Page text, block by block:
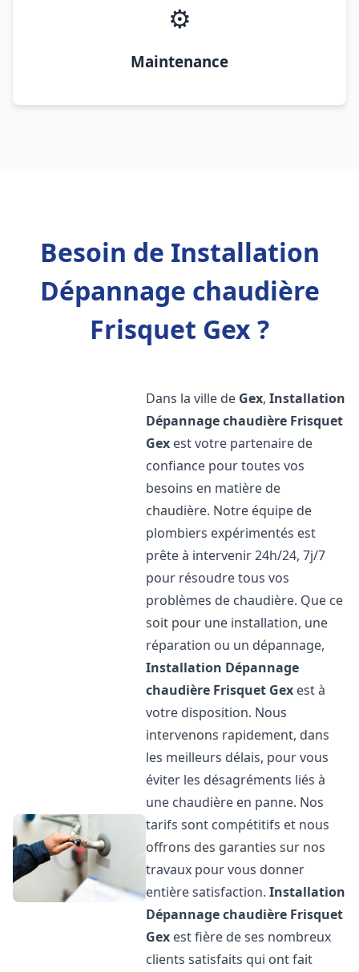
⚙️
Maintenance
Besoin de Installation
Dépannage chaudière
Frisquet Gex ?
Dans la ville de Gex,Installation
Dépannage chaudière Frisquet
Gex est votre partenaire de
confiance pour toutes vos
besoins en matière de
chaudière. Notre équipe de
plombiers expérimentés est
prête à intervenir 24h/24, 7j/7
pour résoudre tous vos
problèmes de chaudière. Que ce
soit pour une installation, une
réparation ou un dépannage,
Installation Dépannage
chaudière Frisquet Gex est à
votre disposition. Nous
intervenons rapidement, dans
les meilleurs délais, pour vous
éviter les désagréments liés à
une chaudière en panne. Nos
tarifs sont compétitifs et nous
offrons des garanties sur nos
travaux pour vous donner
entière satisfaction.Installation
Dépannage chaudière Frisquet
Gex est fière de ses nombreux
clients satisfaits qui ont fait